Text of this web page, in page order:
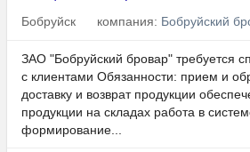
Бобруйск компания: Бобруйский
ЗАО "Бобруйский бровар" требуется
с клиентами Обязанности: прием и
доставку и возврат продукции
продукции на складах работа в
формирование...